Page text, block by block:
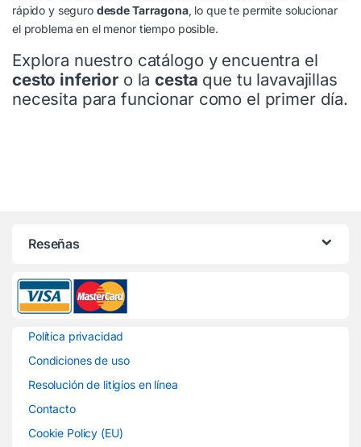
rápido y seguro desde Tarragona, lo que te permite solucionar
el problema en el menor tiempo posible.
Explora nuestro catálogo y encuentra el
cesto inferior o lacesta que tu lavavajillas
necesita para funcionar como el primer día.
Reseñas
Política privacidad
Condiciones de uso
Resolución de litigios en línea
Contacto
Cookie Policy (EU)